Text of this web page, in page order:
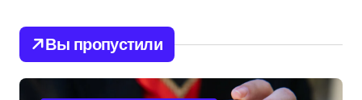
Вы пропустили